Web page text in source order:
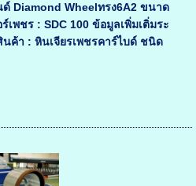
Diamond Wheelทรง6A2 ขนาด
เพชร : SDC 100 ข้อมูลเพิ่มเติ่มระ
ค้า : หินเจียรเพชรคาร์ไบด์ ชนิด